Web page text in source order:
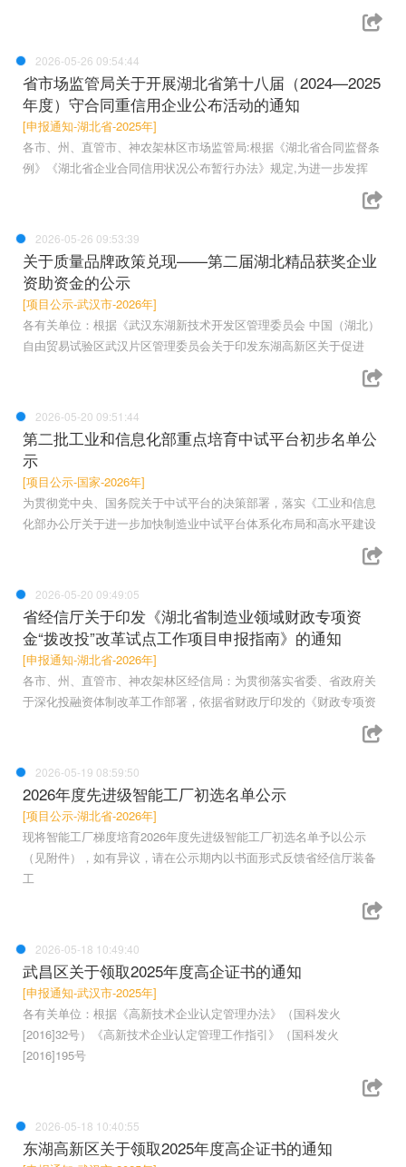
2026-05-26 09:54:44
省市场监管局关于开展湖北省第十八届（2024—2025
年度）守合同重信用企业公布活动的通知
[申报通知-湖北省-2025年]
各市、州、直管市、神农架林区市场监管局:根据《湖北省合同监督条
例》《湖北省企业合同信用状况公布暂行办法》规定,为进一步发挥
2026-05-26 09:53:39
关于质量品牌政策兑现——第二届湖北精品获奖企业
资助资金的公示
[项目公示-武汉市-2026年]
各有关单位：根据《武汉东湖新技术开发区管理委员会 中国（湖北）
自由贸易试验区武汉片区管理委员会关于印发东湖高新区关于促进
2026-05-20 09:51:44
第二批工业和信息化部重点培育中试平台初步名单公
示
[项目公示-国家-2026年]
为贯彻党中央、国务院关于中试平台的决策部署，落实《工业和信息
化部办公厅关于进一步加快制造业中试平台体系化布局和高水平建设
2026-05-20 09:49:05
省经信厅关于印发《湖北省制造业领域财政专项资
金“拨改投”改革试点工作项目申报指南》的通知
[申报通知-湖北省-2026年]
各市、州、直管市、神农架林区经信局：为贯彻落实省委、省政府关
于深化投融资体制改革工作部署，依据省财政厅印发的《财政专项资
2026-05-19 08:59:50
2026年度先进级智能工厂初选名单公示
[项目公示-湖北省-2026年]
现将智能工厂梯度培育2026年度先进级智能工厂初选名单予以公示
（见附件），如有异议，请在公示期内以书面形式反馈省经信厅装备
工
2026-05-18 10:49:40
武昌区关于领取2025年度高企证书的通知
[申报通知-武汉市-2025年]
各有关单位：根据《高新技术企业认定管理办法》（国科发火
[2016]32号）《高新技术企业认定管理工作指引》（国科发火
[2016]195号
2026-05-18 10:40:55
东湖高新区关于领取2025年度高企证书的通知